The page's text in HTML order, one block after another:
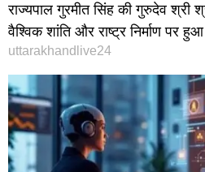
राज्यपाल गुरमीत सिंह की गुरुदेव श्री
वैश्विक शांति और राष्ट्र निर्माण पर
uttarakhandlive24